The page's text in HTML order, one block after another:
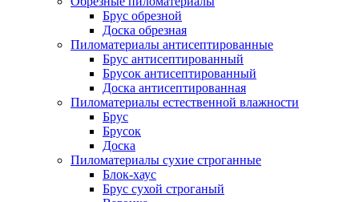
Брус обрезной
Доска обрезная
Пиломатериалы антисептированные
Брус антисептированный
Брусок антисептированный
Доска антисептированная
Пиломатериалы естественной влажности
Брус
Брусок
Доска
Пиломатериалы сухие строганные
Блок-хаус
Брус сухой строганый